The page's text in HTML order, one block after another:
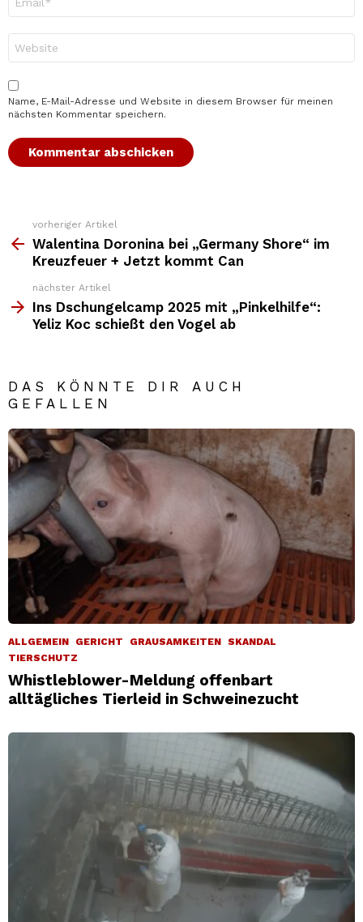
Mail-
Adresse
*
Name, E-Mail-Adresse und Website in diesem Browser für meinen
nächsten Kommentar speichern.
Weitere
Top
News
vorheriger Artikel
Walentina Doronina bei „Germany Shore“ im
Kreuzfeuer + Jetzt kommt Can
nächster Artikel
Ins Dschungelcamp 2025 mit „Pinkelhilfe“:
Yeliz Koc schießt den Vogel ab
DAS KÖNNTE DIR AUCH
GEFALLEN
ALLGEMEIN GERICHT GRAUSAMKEITEN SKANDAL
TIERSCHUTZ
Whistleblower-Meldung offenbart
alltägliches Tierleid in Schweinezucht